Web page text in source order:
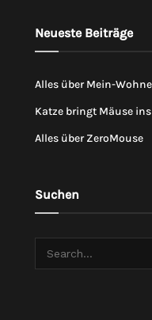
Neueste Beiträge
Alles über Mein-
Katze bringt Mäuse
Alles über ZeroMouse
Suchen